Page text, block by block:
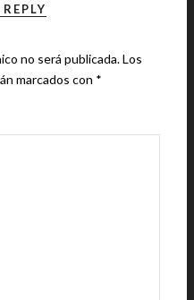
no será publicada.Los
marcados con *